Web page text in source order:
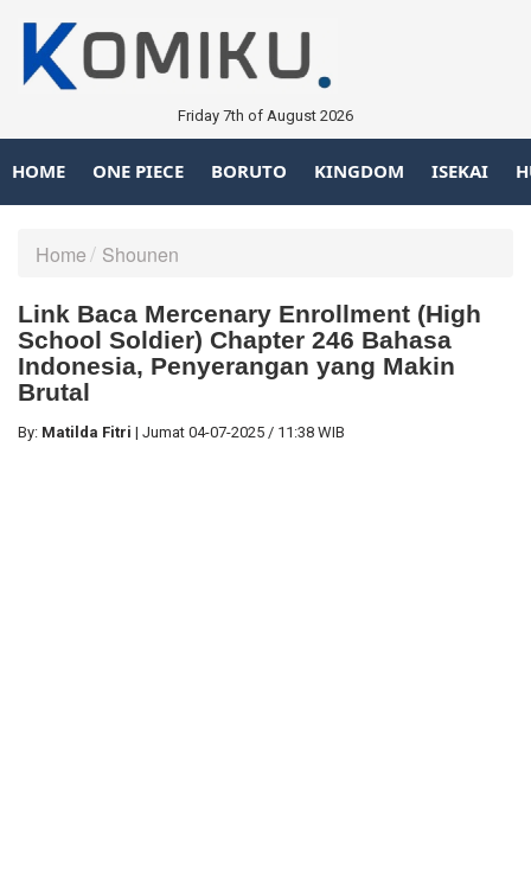
Friday 7th of August 2026
HOME ONE PIECE BORUTO KINGDOM ISEKAI
Home Shounen
Link Baca Mercenary Enrollment (High
School Soldier) Chapter 246 Bahasa
Indonesia, Penyerangan yang Makin
Brutal
By: Matilda Fitri | Jumat 04-07-2025 / 11:38 WIB